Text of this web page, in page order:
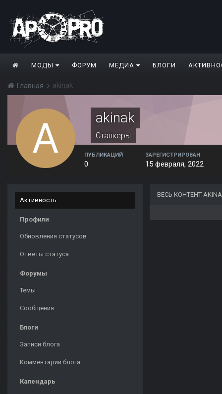
МОДЫ ФОРУМ МЕДИА БЛОГИ
Главная akinak
akinak
Сталкеры
ПУБЛИКАЦИЙ
0
ЗАРЕГИСТРИРОВАН
15 февраля, 2022
Активность
Профили
Обновления статусов
Ответы статуса
Форумы
Темы
Сообщения
Блоги
Записи блога
Комментарии блога
Календарь
ВЕСЬ КОНТЕНТ